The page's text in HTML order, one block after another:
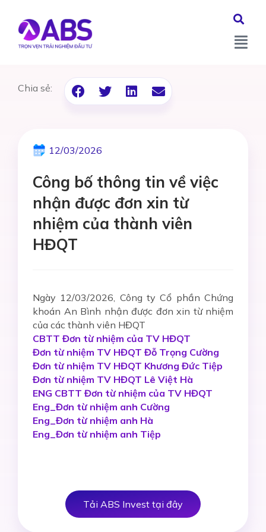
Chia sẻ:
12/03/2026
Công bố thông tin về việc
nhận được đơn xin từ
nhiệm của thành viên
HĐQT
Ngày 12/03/2026, Công ty Cổ phần Chứng
khoán An Bình nhận được đơn xin từ nhiệm
của các thành viên HĐQT
CBTT Đơn từ nhiệm của TV HĐQT
Đơn từ nhiệm TV HĐQT Đỗ Trọng Cường
Đơn từ nhiệm TV HĐQT Khương Đức Tiệp
Đơn từ nhiệm TV HĐQT Lê Việt Hà
ENG CBTT Đơn từ nhiệm của TV HĐQT
Eng_Đơn từ nhiệm anh Cường
Eng_Đơn từ nhiệm anh Hà
Eng_Đơn từ nhiệm anh Tiệp
Tải ABS Invest tại đây